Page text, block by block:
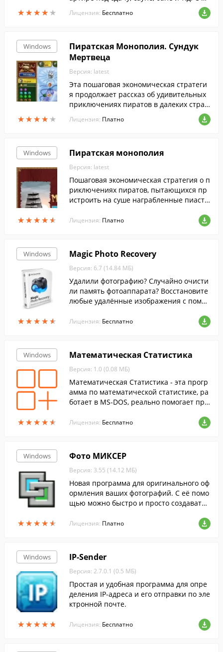
★★★★★
★★★★★
мощью неё можно вести учёт, бронь, пр
инимать оплату и многое другое.
Лицензия: Бесплатно
Windows
★★★★★
★★★★★
Пиратская Монополия. Сундук
Мертвеца
Версия: latest
Эта пошаговая экономическая стратеги
я продолжает рассказ об удивительных
приключениях пиратов в далеких стран
Лицензия: Платно
Windows
★★★★★
★★★★★
Пиратская монополия
Версия: latest
Пошаговая экономическая стратегия о п
риключениях пиратов, пытающихся пр
истроить на суше награбленные пиастр
тивниками или с компанией друзей. Ка
ждому игроку дается одинаковый начал
Лицензия: Платно
Windows
★★★★★
★★★★★
Magic Photo Recovery
Версия: 6.7 (14.84 МБ)
Удалили фотографию? Случайно очисти
ли память фотоаппарата? Восстановите
любые удалённые изображения с помо
ре простых шага! Программа восстанав
ливает данные с любого носителя инфо
Лицензия: Бесплатно
Windows
★★★★★
★★★★★
Математическая Статистика
Версия: 1.0 (0.08 МБ)
Математическая Статистика - эта прогр
амма по математической статистике, ра
ботает в MS-DOS, реально помогает про
Лицензия: Бесплатно
Windows
★★★★★
★★★★★
Фото МИКСЕР
Версия: 3.55 (14.12 МБ)
Новая программа для оригинального оф
ормления ваших фотографий. С её помо
щью можно быстро и просто создавать
иции.
Лицензия: Платно
Windows
★★★★★
★★★★★
IP-Sender
Версия: 2.7.0.1 (0.5 МБ)
Простая и удобная программа для опре
деления IP-адреса и его отправки по эле
ктронной почте.
Лицензия: Бесплатно